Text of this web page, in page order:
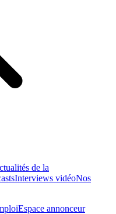
de la
Interviews vidéoNos
Espace annonceur